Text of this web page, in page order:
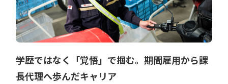
学歴ではなく「覚悟」で掴む。期間雇用から課
長代理へ歩んだキャリア